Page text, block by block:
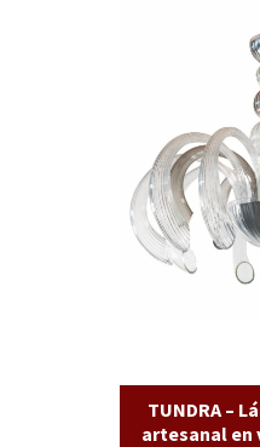
TUNDRA –
artesanal en